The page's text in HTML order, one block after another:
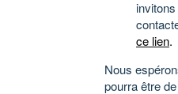
ce lien.
Nous
pourra être